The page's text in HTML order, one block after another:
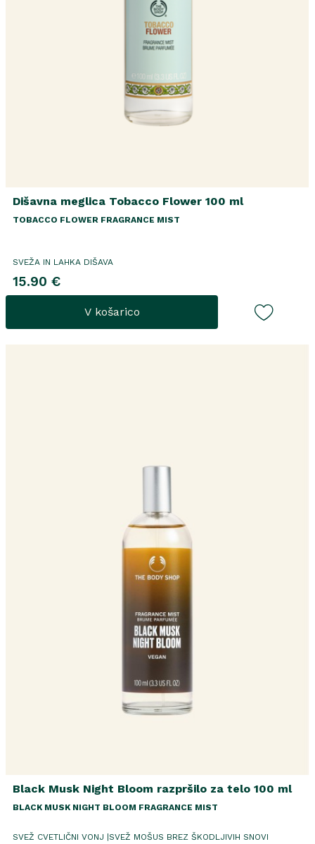
Dišavna meglica Tobacco Flower 100 ml
TOBACCO FLOWER FRAGRANCE MIST
SVEŽA IN LAHKA DIŠAVA
15.90 €
V košarico
Black Musk Night Bloom razpršilo za telo 100 ml
BLACK MUSK NIGHT BLOOM FRAGRANCE MIST
SVEŽ CVETLIČNI VONJ |SVEŽ MOŠUS BREZ ŠKODLJIVIH SNOVI